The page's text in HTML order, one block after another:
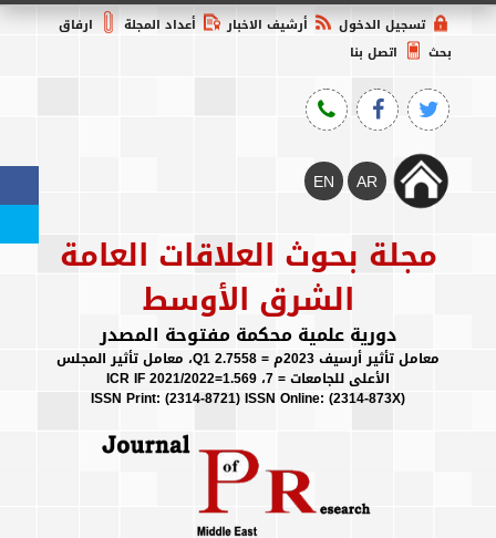
تسجيل الدخول أرشيف الاخبار أعداد المجلة
ارفاق
بحث
اتصل بنا
مجلة بحوث العلاقات العامة
الشرق الأوسط
دورية علمية محكمة مفتوحة المصدر
معامل تأثير أرسيف 2023م = 2.7558 Q1، معامل تأثير المجلس
الأعلى للجامعات = 7، ICR IF 2021/2022=1.569
(ISSN Print: (2314-8721) ISSN Online: (2314-873X